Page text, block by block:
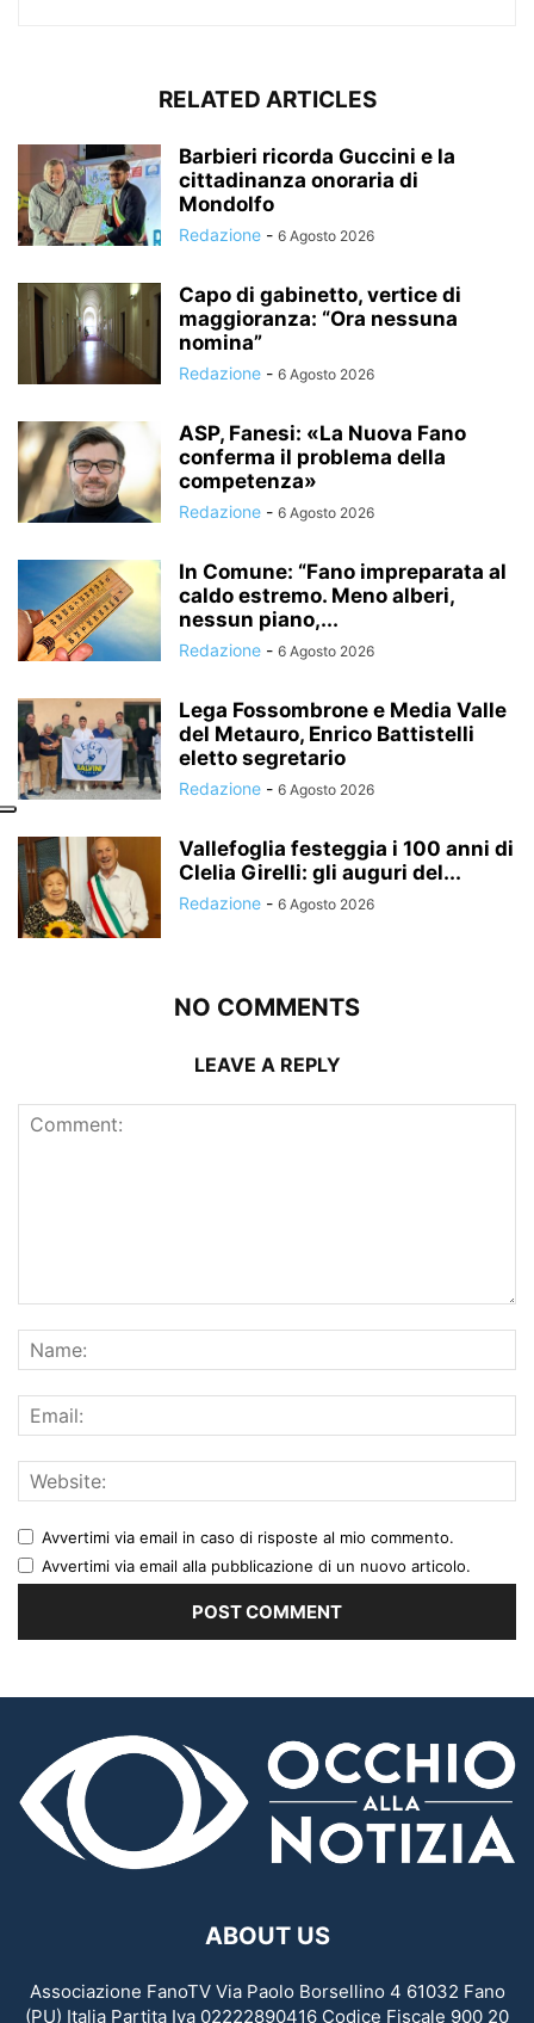
RELATED ARTICLES
Barbieri ricorda Guccini e la
cittadinanza onoraria di
Mondolfo
Redazione - 6 Agosto 2026
Capo di gabinetto, vertice di
maggioranza: “Ora nessuna
nomina”
Redazione - 6 Agosto 2026
ASP, Fanesi: «La Nuova Fano
conferma il problema della
competenza»
Redazione - 6 Agosto 2026
In Comune: “Fano impreparata al
caldo estremo. Meno alberi,
nessun piano,...
Redazione - 6 Agosto 2026
Lega Fossombrone e Media Valle
del Metauro, Enrico Battistelli
eletto segretario
Redazione - 6 Agosto 2026
Vallefoglia festeggia i 100 anni di
Clelia Girelli: gli auguri del...
Redazione - 6 Agosto 2026
NO COMMENTS
LEAVE A REPLY
Avvertimi via email in caso di risposte al mio commento.
Avvertimi via email alla pubblicazione di un nuovo articolo.
ABOUT US
Associazione FanoTV Via Paolo Borsellino 4 61032 Fano
(PU) Italia Partita Iva 02222890416 Codice Fiscale 900 20